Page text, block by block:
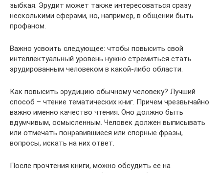
зыбкая. Эрудит может также интересоваться сразу
несколькими сферами, но, например, в общении быть
профаном.
Важно усвоить следующее: чтобы повысить свой
интеллектуальный уровень нужно стремиться стать
эрудированным человеком в какой-либо области.
Как повысить эрудицию обычному человеку? Лучший
способ – чтение тематических книг. Причем чрезвычайно
важно именно качество чтения. Оно должно быть
вдумчивым, осмысленным. Человек должен выписывать
или отмечать понравившиеся или спорные фразы,
вопросы, искать на них ответ.
После прочтения книги, можно обсудить ее на